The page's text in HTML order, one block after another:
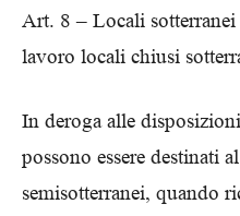
Art. 8 – Locali sotterranei
lavoro locali chiusi
In deroga alle
possono essere destinati
semisotterranei, quando